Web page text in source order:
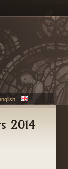
principal
2014